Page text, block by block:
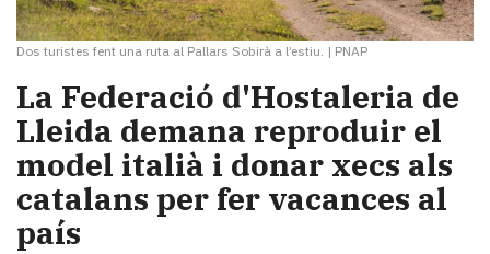
Dos turistes fent una ruta al Pallars Sobirà a l’estiu. | PNAP
La Federació d'Hostaleria de
Lleida demana reproduir el
model italià i donar xecs als
catalans per fer vacances al
país